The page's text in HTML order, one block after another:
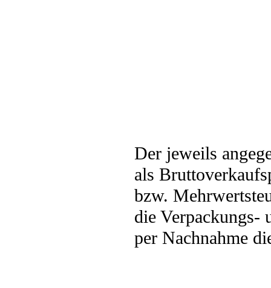
Der jeweils
als
bzw.
die Verpackungs-
per Nachnahme